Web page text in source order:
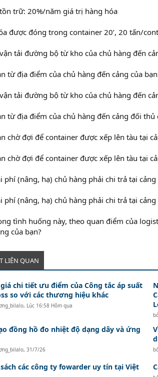
trữ: 20%/năm giá trị hàng hóa
được đóng trong container 20’, 20 tấn/
tải đường bộ từ kho của chủ hàng đến
từ địa điểm của chủ hàng đến cảng của
tải đường bộ từ kho của chủ hàng đến
từ địa điểm của chủ hàng đến cảng đối thủ
chờ đợi để container được xếp lên tàu tại
chờ đợi để container được xếp lên tàu tại
phí (nâng, hạ) chủ hàng phải chi trả tại
phí (nâng, hạ) chủ hàng phải chi trả tại
tình huống này, theo quan điểm của
của bạn?
LIÊN QUAN
chi tiết ưu điểm của Công tắc áp suất
so với các thương hiệu khác
, Lúc 16:58 Hôm qua
đồng hồ đo nhiệt độ dạng dây và ứng
, 31/7/26
các công ty fowarder uy tín tại Việt